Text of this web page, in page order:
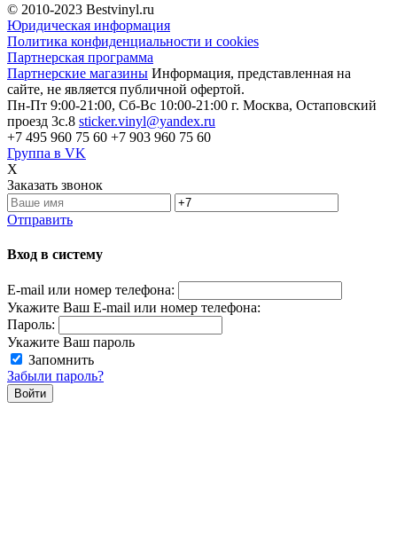
© 2010-2023 Bestvinyl.ru
Юридическая информация
Политика конфиденциальности и cookies
Партнерская программа
Партнерские магазины Информация, представленная на
сайте, не является публичной офертой.
Пн-Пт 9:00-21:00, Сб-Вс 10:00-21:00 г. Москва, Остаповский
проезд 3с.8 sticker.vinyl@yandex.ru
+7 495 960 75 60 +7 903 960 75 60
Группа в VK
X
Заказать звонок
Отправить
Вход в систему
E-mail или номер телефона:
Укажите Ваш E-mail или номер телефона:
Пароль:
Укажите Ваш пароль
Запомнить
Забыли пароль?